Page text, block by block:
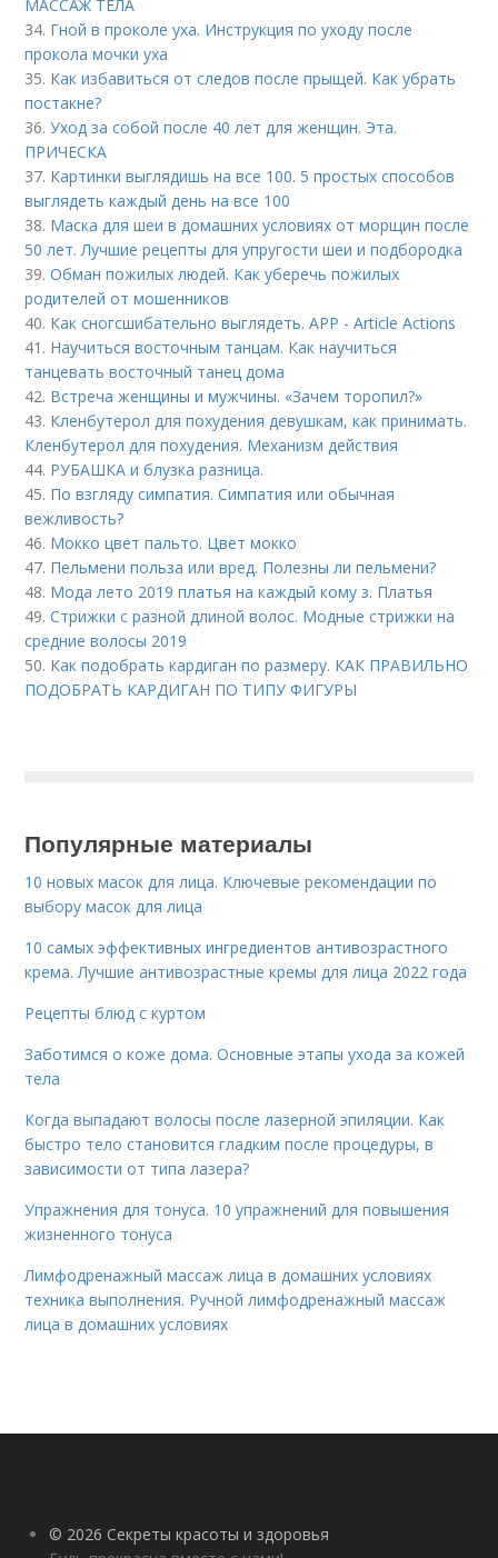
МАССАЖ ТЕЛА
34. Гной в проколе уха. Инструкция по уходу после
прокола мочки уха
35. Как избавиться от следов после прыщей. Как убрать
постакне?
36.Уход за собой после 40 лет для женщин. Эта.
ПРИЧЕСКА
37. Картинки выглядишь на все 100. 5 простых способов
выглядеть каждый день на все 100
38. Маска для шеи в домашних условиях от морщин после
50 лет. Лучшие рецепты для упругости шеи и подбородка
39.Обман пожилых людей. Как уберечь пожилых
родителей от мошенников
40. Как сногсшибательно выглядеть. APP - Article Actions
41. Научиться восточным танцам. Как научиться
танцевать восточный танец дома
42. Встреча женщины и мужчины. «Зачем торопил?»
43. Кленбутерол для похудения девушкам, как принимать.
Кленбутерол для похудения. Механизм действия
44. РУБАШКА и блузка разница.
45. По взгляду симпатия. Симпатия или обычная
вежливость?
46. Мокко цвет пальто. Цвет мокко
47. Пельмени польза или вред. Полезны ли пельмени?
48. Мода лето 2019 платья на каждый кому з. Платья
49.Стрижки с разной длиной волос. Модные стрижки на
средние волосы 2019
50. Как подобрать кардиган по размеру. КАК ПРАВИЛЬНО
ПОДОБРАТЬ КАРДИГАН ПО ТИПУ ФИГУРЫ
Популярные материалы
10 новых масок для лица. Ключевые рекомендации по
выбору масок для лица
10 самых эффективных ингредиентов антивозрастного
крема. Лучшие антивозрастные кремы для лица 2022 года
Рецепты блюд с куртом
Заботимся о коже дома. Основные этапы ухода за кожей
тела
Когда выпадают волосы после лазерной эпиляции. Как
быстро тело становится гладким после процедуры, в
зависимости от типа лазера?
Упражнения для тонуса. 10 упражнений для повышения
жизненного тонуса
Лимфодренажный массаж лица в домашних условиях
техника выполнения. Ручной лимфодренажный массаж
лица в домашних условиях
© 2026 Секреты красоты и здоровья